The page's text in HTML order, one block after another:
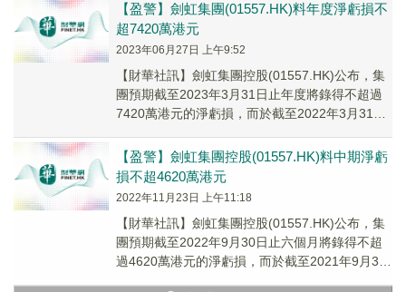
【盈警】劍虹集團(01557.HK)料年度淨虧損不
超7420萬港元
2023年06月27日 上午9:52
【財華社訊】劍虹集團控股(01557.HK)公布，集
團預期截至2023年3月31日止年度將錄得不超過
7420萬港元的淨虧損，而於截至2022年3月31日
【盈警】劍虹集團控股(01557.HK)料中期淨虧
損不超4620萬港元
2022年11月23日 上午11:18
【財華社訊】劍虹集團控股(01557.HK)公布，集
團預期截至2022年9月30日止六個月將錄得不超
過4620萬港元的淨虧損，而於截至2021年9月30